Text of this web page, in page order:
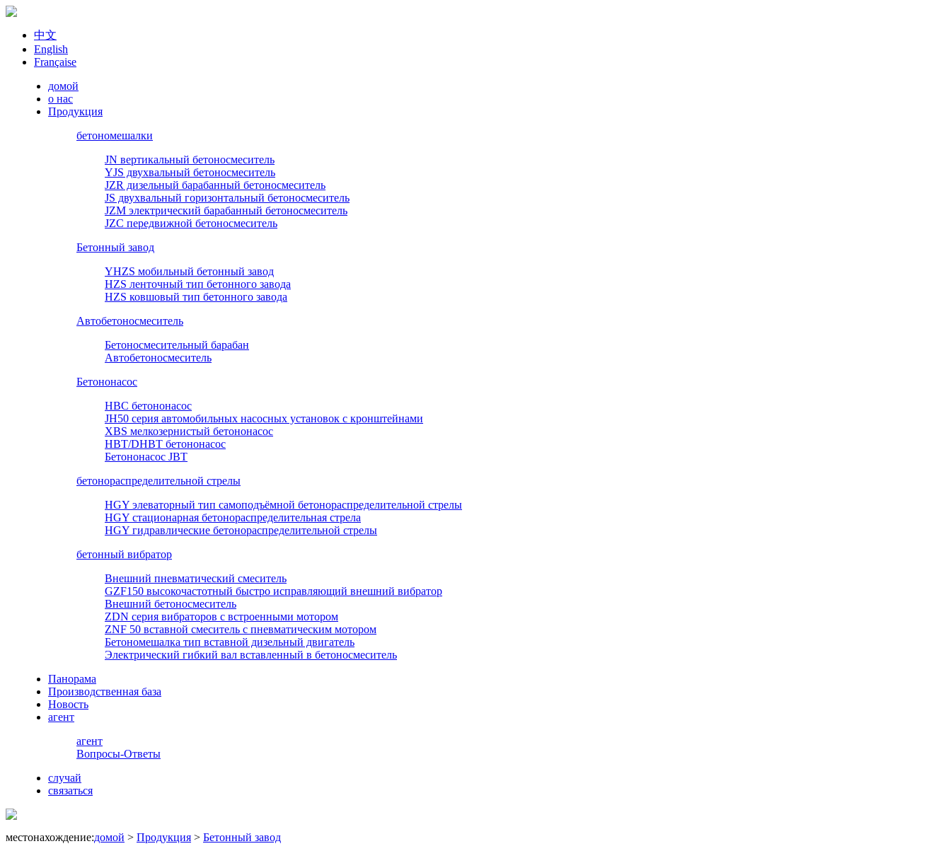
中文
English
Française
домой
о нас
Продукция
бетономешалки
JN вертикальный бетоносмеситель
YJS двухвальный бетоносмеситель
JZR дизельный барабанный бетоносмеситель
JS двухвальный горизонтальный бетоносмеситель
JZM электрический барабанный бетоносмеситель
JZC передвижной бетоносмеситель
Бетонный завод
YHZS мобильный бетонный завод
HZS ленточный тип бетонного завода
HZS ковшовый тип бетонного завода
Автобетоносмеситель
Бетоносмесительный барабан
Автобетоносмеситель
Бетононасос
HBC бетононасос
JH50 серия автомобильных насосных установок с кронштейнами
XBS мелкозернистый бетононасос
HBT/DHBT бетононасос
Бетононасос JBT
бетонораспределительной стрелы
HGY элеваторный тип самоподъёмной бетонораспределительной стрелы
HGY стационарная бетонораспределительная стрела
HGY гидравлические бетонораспределительной стрелы
бетонный вибратор
Внешний пневматический смеситель
GZF150 высокочастотный быстро исправляющий внешний вибратор
Внешний бетоносмеситель
ZDN серия вибраторов с встроенными мотором
ZNF 50 вставной смеситель с пневматическим мотором
Бетономешалка тип вставной дизельный двигатель
Электрический гибкий вал вставленный в бетоносмеситель
Панорама
Производственная база
Новость
агент
агент
Вопросы-Ответы
случай
связаться
местонахождение:домой > Продукция > Бетонный завод